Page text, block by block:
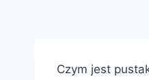
Czym jest